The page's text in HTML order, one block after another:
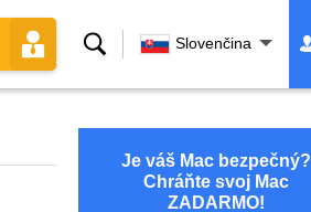
VyhľadávanieSlovenčina
Je váš Mac bezpečný?
Chráňte svoj Mac
ZADARMO!